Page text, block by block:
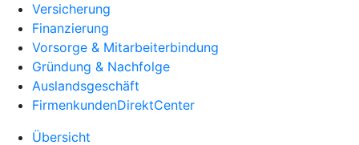
Versicherung
Finanzierung
Vorsorge & Mitarbeiterbindung
Gründung & Nachfolge
Auslandsgeschäft
FirmenkundenDirektCenter
Übersicht